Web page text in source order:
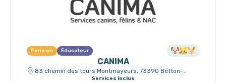
Pension Éducateur
CANIMA
83 chemin des tours Montmayeurs, 73390 Betton-
Services inclus